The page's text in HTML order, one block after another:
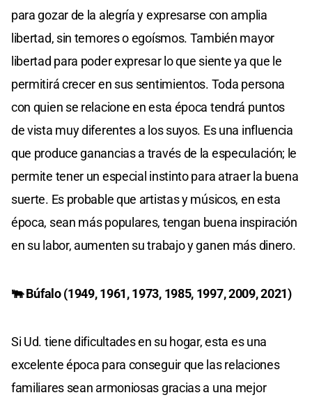
para gozar de la alegría y expresarse con amplia
libertad, sin temores o egoísmos. También mayor
libertad para poder expresar lo que siente ya que le
permitirá crecer en sus sentimientos. Toda persona
con quien se relacione en esta época tendrá puntos
de vista muy diferentes a los suyos. Es una influencia
que produce ganancias a través de la especulación; le
permite tener un especial instinto para atraer la buena
suerte. Es probable que artistas y músicos, en esta
época, sean más populares, tengan buena inspiración
en su labor, aumenten su trabajo y ganen más dinero.
🐃 Búfalo (1949, 1961, 1973, 1985, 1997, 2009, 2021)
Si Ud. tiene dificultades en su hogar, esta es una
excelente época para conseguir que las relaciones
familiares sean armoniosas gracias a una mejor